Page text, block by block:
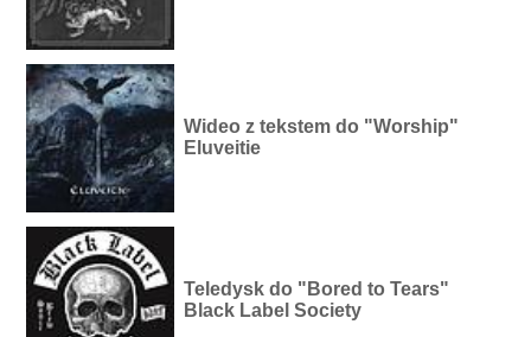
Wideo z tekstem do "Worship"
Eluveitie
Teledysk do "Bored to Tears"
Black Label Society